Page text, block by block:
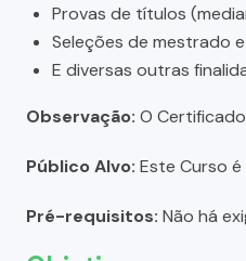
Provas de títulos
Seleções de mestrado
E diversas outras
Observação: O Certificado
Público Alvo: Este Curso
Pré-requisitos: Não há